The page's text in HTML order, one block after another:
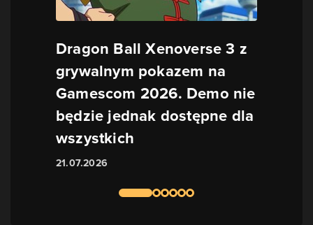
Dragon Ball Xenoverse 3 z
grywalnym pokazem na
Gamescom 2026. Demo nie
będzie jednak dostępne dla
wszystkich
21.07.2026